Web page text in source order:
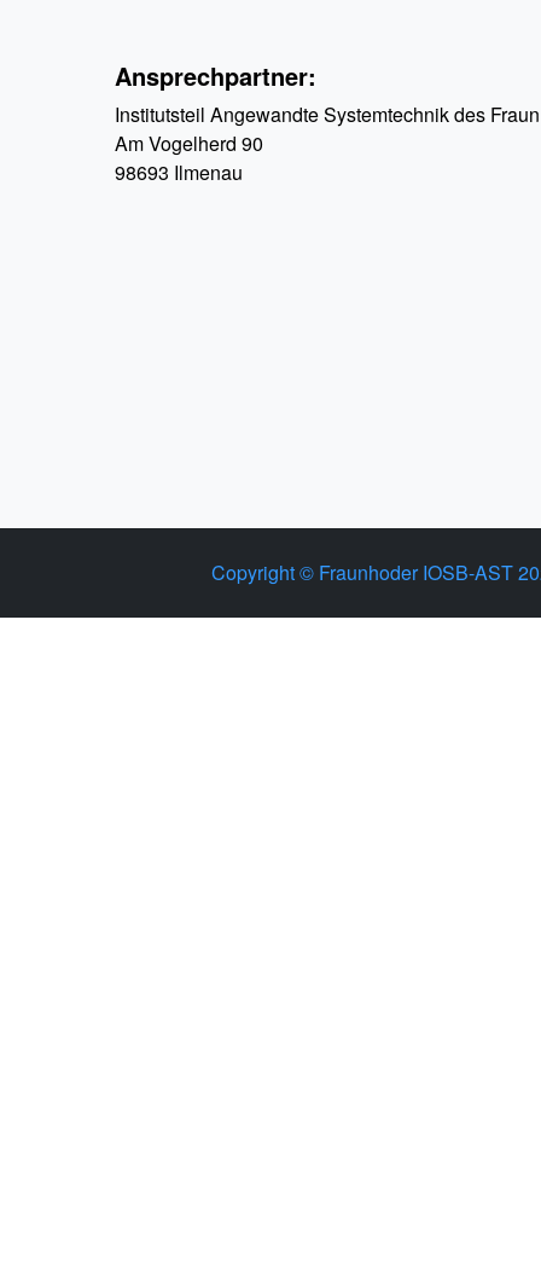
Ansprechpartner:
Institutsteil Angewandte Systemtechnik des
Am Vogelherd 90
98693 Ilmenau
Copyright © Fraunhoder IOSB-AST